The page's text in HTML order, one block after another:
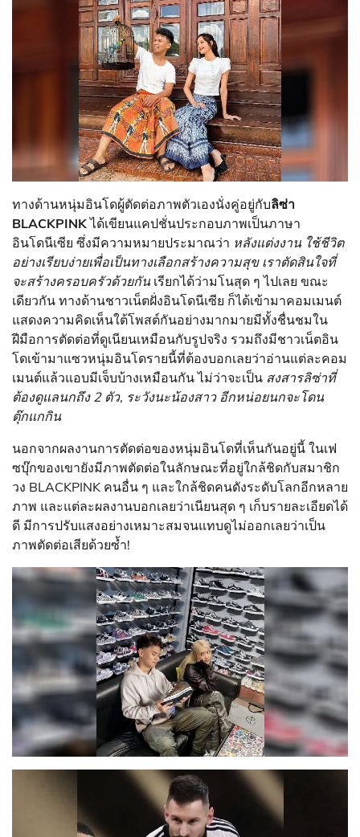
ทางด้านหนุ่มอินโดผู้ตัดต่อภาพตัวเองนั่งคู่อยู่กับลิซ่า
BLACKPINKได้เขียนแคปชั่นประกอบภาพเป็นภาษา
อินโดนีเซีย ซึ่งมีความหมายประมาณว่า หลังแต่งงาน ใช้ชีวิต
อย่างเรียบง่ายเพื่อเป็นทางเลือกสร้างความสุข เราตัดสินใจที่
จะสร้างครอบครัวด้วยกัน เรียกได้ว่ามโนสุด ๆ ไปเลย ขณะ
เดียวกัน ทางด้านชาวเน็ตฝั่งอินโดนีเซีย ก็ได้เข้ามาคอมเมนต์
แสดงความคิดเห็นใต้โพสต์กันอย่างมากมายมีทั้งชื่นชมใน
ฝีมือการตัดต่อที่ดูเนียนเหมือนกับรูปจริง รวมถึงมีชาวเน็ตอิน
โดเข้ามาแซวหนุ่มอินโดรายนี้ที่ต้องบอกเลยว่าอ่านแต่ละคอม
เมนต์แล้วแอบมีเจ็บบ้างเหมือนกัน ไม่ว่าจะเป็น สงสารลิซ่าที่
ต้องดูแลนกถึง 2 ตัว, ระวังนะน้องสาว อีกหน่อยนกจะโดน
ตุ๊กแกกิน
นอกจากผลงานการตัดต่อของหนุ่มอินโดที่เห็นกันอยู่นี้ ในเฟ
ซบุ๊กของเขายังมีภาพตัดต่อในลักษณะที่อยู่ใกล้ชิดกับสมาชิก
วง BLACKPINK คนอื่น ๆ และใกล้ชิดคนดังระดับโลกอีกหลาย
ภาพ และแต่ละผลงานบอกเลยว่าเนียนสุด ๆ เก็บรายละเอียดได้
ดี มีการปรับแสงอย่างเหมาะสมจนแทบดูไม่ออกเลยว่าเป็น
ภาพตัดต่อเสียด้วยซ้ำ!